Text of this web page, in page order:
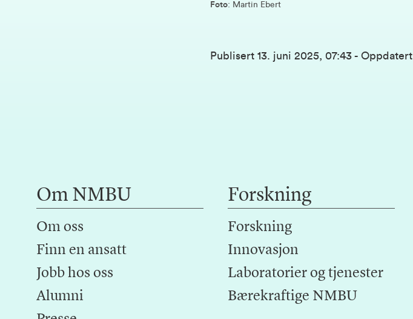
Foto: Martin Ebert
Publisert 13. juni 2025, 07:43 - Oppdatert
Om NMBU
Om oss
Finn en ansatt
Jobb hos oss
Alumni
Forskning
Forskning
Innovasjon
Laboratorier og tjenester
Bærekraftige NMBU